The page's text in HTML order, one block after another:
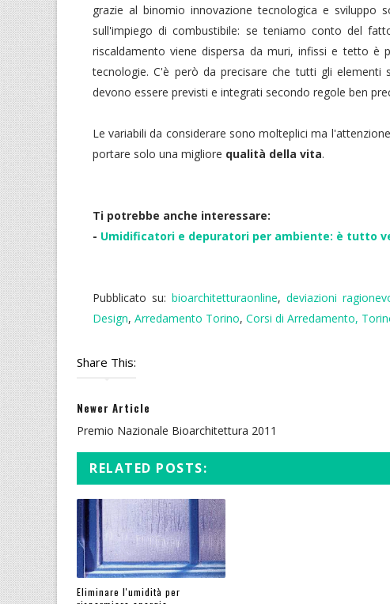
grazie al binomio innovazione tecnologica e sviluppo
sull'impiego di combustibile: se teniamo conto del
riscaldamento viene dispersa da muri, infissi e tetto
tecnologie. C'è però da precisare che tutti gli
devono essere previsti e integrati secondo regole ben
Le variabili da considerare sono molteplici ma
portare solo una migliore qualità della vita.
Ti potrebbe anche interessare:
- Umidificatori e depuratori per ambiente: è tutto
Pubblicato su: bioarchitetturaonline, deviazioni
Design, Arredamento Torino, Corsi di Arredamento,
Share This:
Newer Article
Premio Nazionale Bioarchitettura 2011
RELATED POSTS:
Eliminare l'umidità per